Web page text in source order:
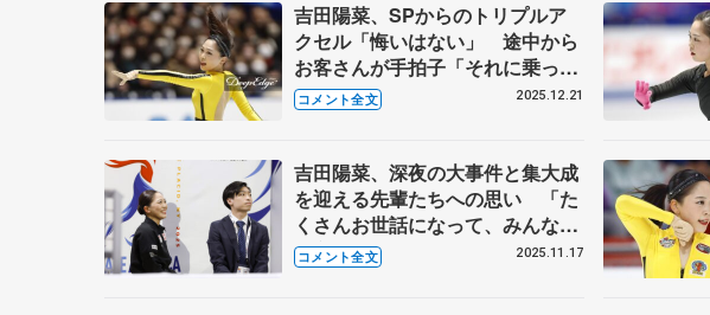
吉田陽菜、SPからのトリプルア
クセル「悔いはない」 途中から
お客さんが手拍子「それに乗って
楽しむことができた」【全日本フ
ィギュア女子SP】
コメント全文 2025.12.21
吉田陽菜、深夜の大事件と集大成
を迎える先輩たちへの思い 「た
くさんお世話になって、みんなと
仲良くなれた」【GP第5戦スケー
トアメリカ女子フリー】
コメント全文 2025.11.17